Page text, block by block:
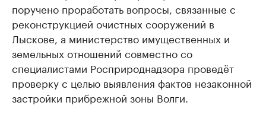
поручено проработать вопросы, связанные с
реконструкцией очистных сооружений в
Лыскове, а министерство имущественных и
земельных отношений совместно со
специалистами Росприроднадзора проведёт
проверку с целью выявления фактов незаконной
застройки прибрежной зоны Волги.